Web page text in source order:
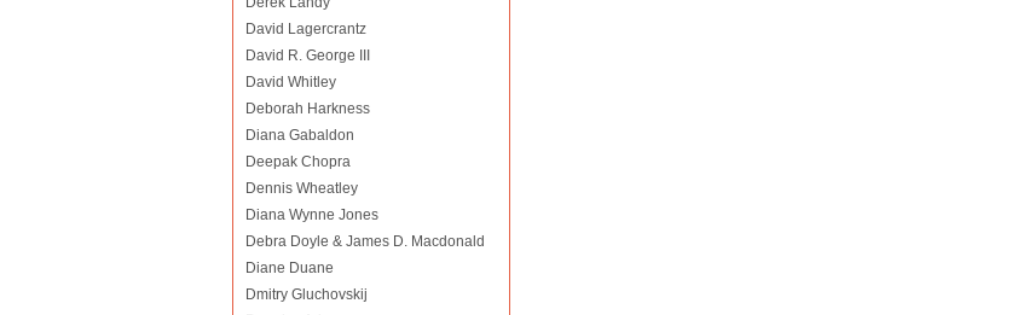
David Lagercrantz
David R. George III
David Whitley
Deborah Harkness
Diana Gabaldon
Deepak Chopra
Dennis Wheatley
Diana Wynne Jones
Debra Doyle & James D. Macdonald
Diane Duane
Dmitry Gluchovskij